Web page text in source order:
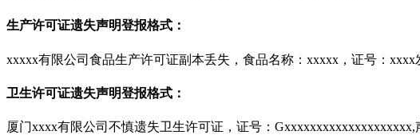
生产许可证遗失声明登报格式：
xxxxx有限公司食品生产许可证副本丢失，食品名称：xxxxx，证号：
卫生许可证遗失声明登报格式：
厦门xxxx有限公司不慎遗失卫生许可证，证号：Gxxxxxxxxxxxxxxxxxxxx,